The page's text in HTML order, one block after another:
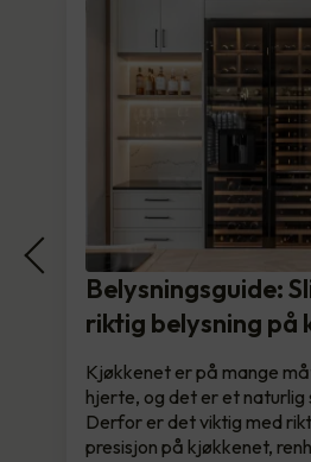
Belysningsguide:
riktig belysning på
Kjøkkenet er på mange
hjerte, og det er et naturlig
Derfor er det viktig med
presisjon på kjøkkenet,